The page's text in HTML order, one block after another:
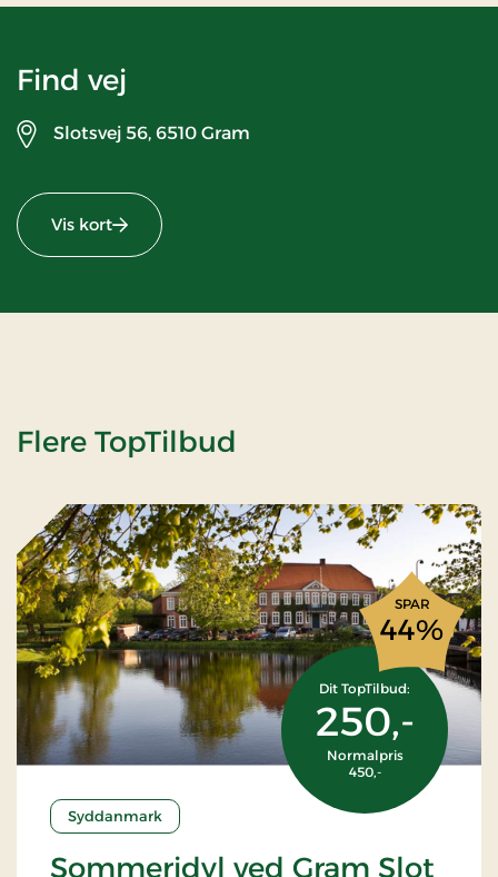
Find vej
Slotsvej 56, 6510 Gram
Vis kort
Flere TopTilbud
Sommeridyl ved Gram Slot
Dit TopTilbud:
250,-
Normalpris
450,-
SPAR
44%
Syddanmark